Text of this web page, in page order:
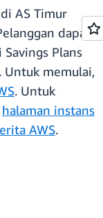
AS Timur
dapat
Plans
Untuk memulai,
. Untuk
halaman instans
AWS.